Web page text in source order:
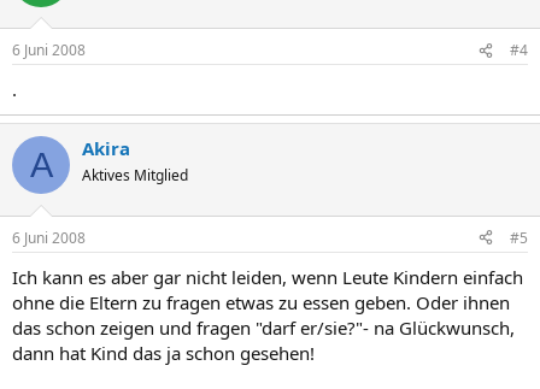
6 Juni 2008 #4
.
A Akira
Aktives Mitglied
6 Juni 2008 #5
Ich kann es aber gar nicht leiden, wenn Leute Kindern einfach
ohne die Eltern zu fragen etwas zu essen geben. Oder ihnen
das schon zeigen und fragen "darf er/sie?"- na Glückwunsch,
dann hat Kind das ja schon gesehen!